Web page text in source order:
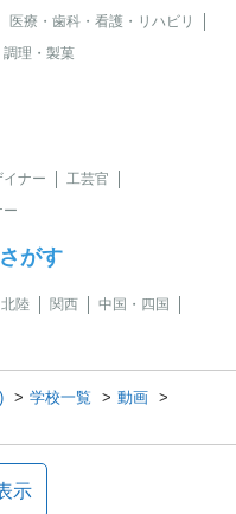
医療・歯科・看護・リハビリ
理・製菓
ナー
工芸官
ー
がす
陸 関西
中国・四国
学校一覧
動画
示